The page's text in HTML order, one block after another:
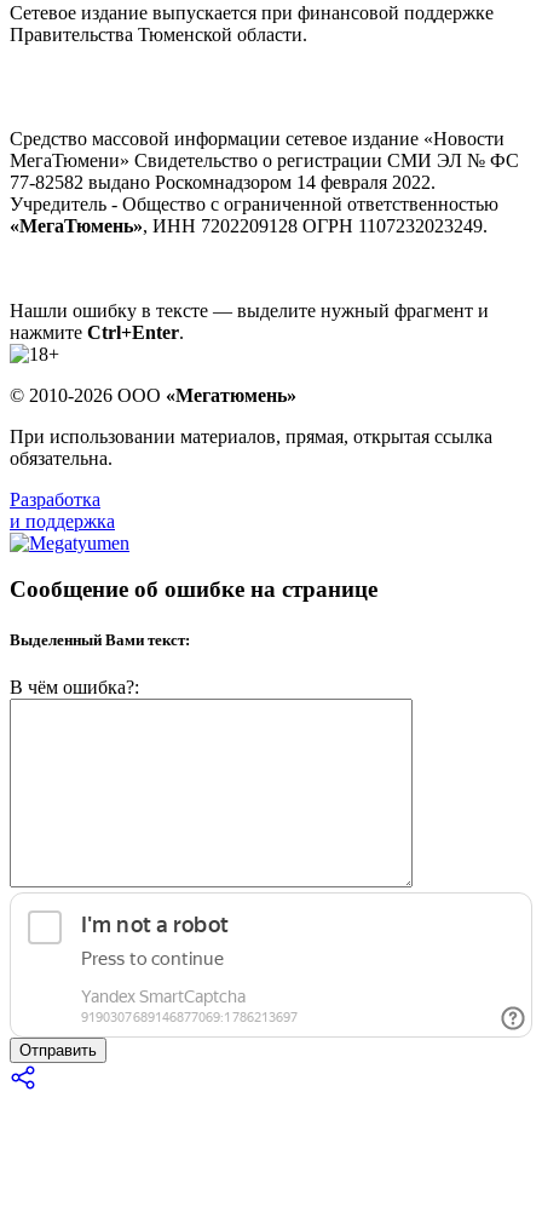
Сетевое издание выпускается при финансовой поддержке
Правительства Тюменской области.
Средство массовой информации сетевое издание «Новости
МегаТюмени» Свидетельство о регистрации СМИ ЭЛ № ФС
77-82582 выдано Роскомнадзором 14 февраля 2022.
Учредитель - Общество с ограниченной ответственностью
«МегаТюмень», ИНН 7202209128 ОГРН 1107232023249.
Нашли ошибку в тексте — выделите нужный фрагмент и
нажмите Ctrl+Enter.
© 2010-2026 ООО «Мегатюмень»
При использовании материалов, прямая, открытая ссылка
обязательна.
Разработка
и поддержка
Сообщение об ошибке на странице
Выделенный Вами текст:
В чём ошибка?:
Отправить